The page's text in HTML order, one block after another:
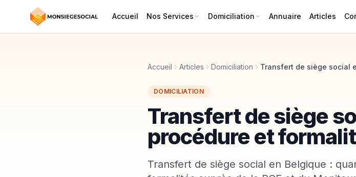
Accueil Nos Services Domiciliation Annuaire Articles
Accueil Articles Domiciliation Transfert de siège social
DOMICILIATION
Transfert de siège
procédure et
Transfert de siège social en Belgique :